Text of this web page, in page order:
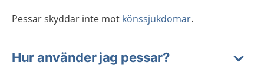
Pessar skyddar inte mot könssjukdomar.
Hur använder jag pessar?